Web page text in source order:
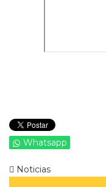
Whatsapp
Noticias